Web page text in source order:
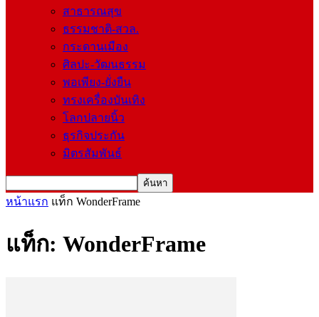
สาธารณสุข
ธรรมชาติ-สวล.
กระดานเมือง
ศิลปะ-วัฒนธรรม
พอเพียง-ยั่งยืน
ทรงเครื่องบันเทิง
โลกปลายนิ้ว
ธุรกิจประกัน
มิตรสัมพันธ์
หน้าแรก แท็ก WonderFrame
แท็ก: WonderFrame